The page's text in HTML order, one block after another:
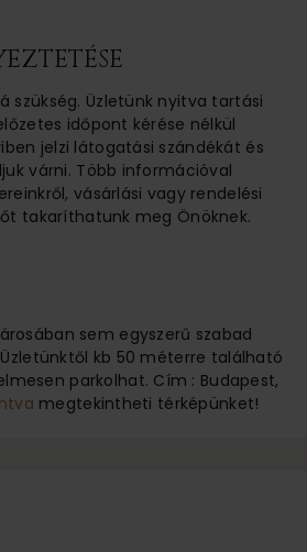
szükség. Üzletünk nyitva tartási
időpont kérése nélkül
jelzi látogatási szándékát és
várni. Több információval
vásárlási vagy rendelési
takaríthatunk meg Önöknek.
sem egyszerű szabad
kb 50 méterre található
parkolhat. Cím : Budapest,
megtekintheti térképünket!